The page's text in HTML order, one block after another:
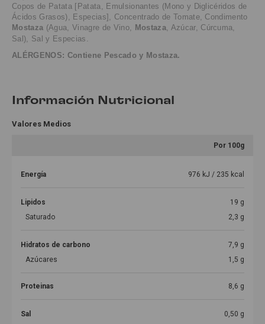
Copos de Patata [Patata, Emulsionantes (Mono y Diglicéridos de
Ácidos Grasos), Especias], Concentrado de Tomate, Condimento
Mostaza (Agua, Vinagre de Vino, Mostaza, Azúcar, Cúrcuma,
Sal), Sal y Especias.
ALÉRGENOS: Contiene Pescado y Mostaza.
Información Nutricional
Valores Medios
Por 100g
Energía 976 kJ / 235 kcal
Lipidos
19 g
Saturado
2,3 g
Hidratos de carbono
7,9 g
Azúcares
1,5 g
Proteinas 8,6 g
Sal 0,50 g